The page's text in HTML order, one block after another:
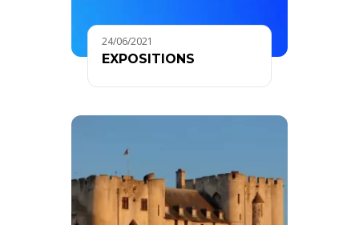
24/06/2021
EXPOSITIONS